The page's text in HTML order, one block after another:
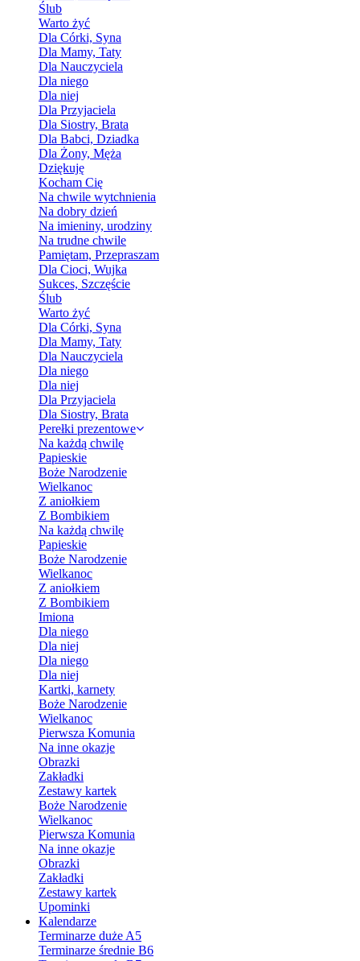
Ślub
Warto żyć
Dla Córki, Syna
Dla Mamy, Taty
Dla Nauczyciela
Dla niego
Dla niej
Dla Przyjaciela
Dla Siostry, Brata
Dla Babci, Dziadka
Dla Żony, Męża
Dziękuję
Kocham Cię
Na chwile wytchnienia
Na dobry dzień
Na imieniny, urodziny
Na trudne chwile
Pamiętam, Przepraszam
Dla Cioci, Wujka
Sukces, Szczęście
Ślub
Warto żyć
Dla Córki, Syna
Dla Mamy, Taty
Dla Nauczyciela
Dla niego
Dla niej
Dla Przyjaciela
Dla Siostry, Brata
Perełki prezentowe
Na każdą chwilę
Papieskie
Boże Narodzenie
Wielkanoc
Z aniołkiem
Z Bombikiem
Na każdą chwilę
Papieskie
Boże Narodzenie
Wielkanoc
Z aniołkiem
Z Bombikiem
Imiona
Dla niego
Dla niej
Dla niego
Dla niej
Kartki, karnety
Boże Narodzenie
Wielkanoc
Pierwsza Komunia
Na inne okazje
Obrazki
Zakładki
Zestawy kartek
Boże Narodzenie
Wielkanoc
Pierwsza Komunia
Na inne okazje
Obrazki
Zakładki
Zestawy kartek
Upominki
Kalendarze
Terminarze duże A5
Terminarze średnie B6